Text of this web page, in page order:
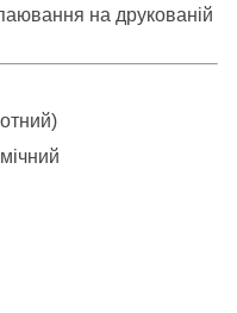
на друкованій